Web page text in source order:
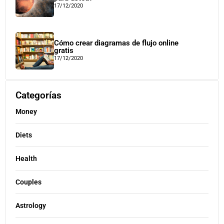
17/12/2020
Cómo crear diagramas de flujo online
gratis
17/12/2020
Categorías
Money
Diets
Health
Couples
Astrology